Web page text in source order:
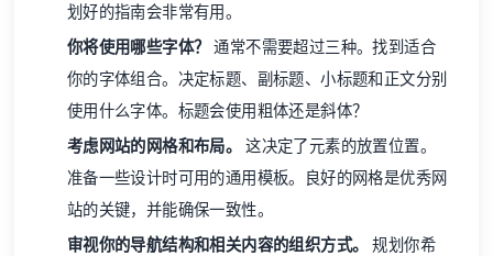
划好的指南会非常有用。
你将使用哪些字体？ 通常不需要超过三种。找到适合
你的字体组合。决定标题、副标题、小标题和正文分别
使用什么字体。标题会使用粗体还是斜体？
考虑网站的网格和布局。
这决定了元素的放置位置。
准备一些设计时可用的通用模板。良好的网格是优秀网
站的关键，并能确保一致性。
审视你的导航结构和相关内容的组织方式。
规划你希